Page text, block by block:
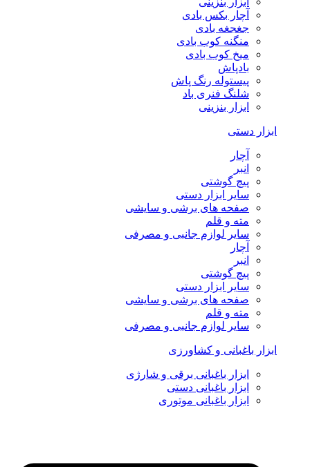
آچار بکس بادی
جغجغه بادی
منگنه کوب بادی
میخ کوب بادی
بادپاش
پیستوله رنگ پاش
شلنگ فنری باد
ابزار بنزینی
ابزار دستی
آچار
انبر
پیچ گوشتی
سایر ابزار دستی
صفحه های برشی و سایشی
مته و قلم
سایر لوازم جانبی و مصرفی
آچار
انبر
پیچ گوشتی
سایر ابزار دستی
صفحه های برشی و سایشی
مته و قلم
سایر لوازم جانبی و مصرفی
ابزار باغبانی و کشاورزی
ابزار باغبانی برقی و شارژی
ابزار باغبانی دستی
ابزار باغبانی موتوری